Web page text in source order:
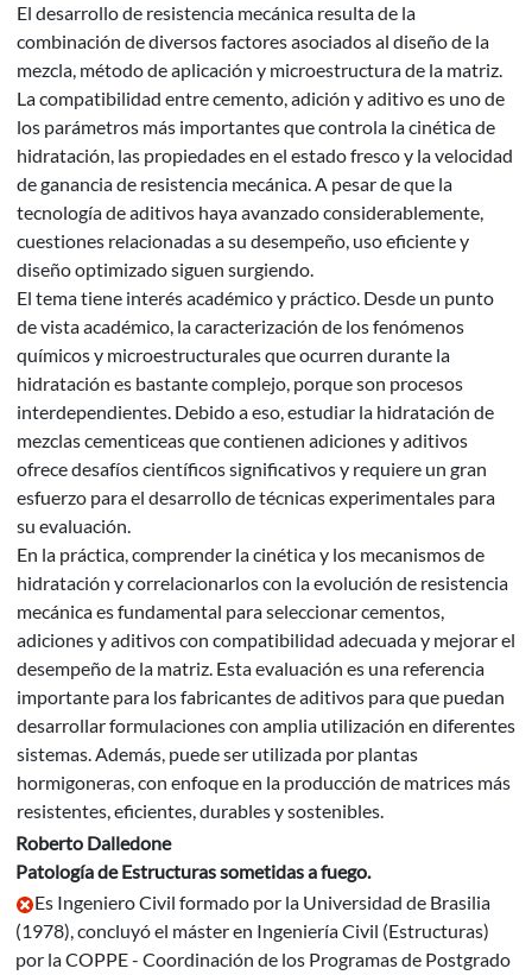
El desarrollo de resistencia mecánica resulta de la
combinación de diversos factores asociados al diseño de la
mezcla, método de aplicación y microestructura de la matriz.
La compatibilidad entre cemento, adición y aditivo es uno de
los parámetros más importantes que controla la cinética de
hidratación, las propiedades en el estado fresco y la velocidad
de ganancia de resistencia mecánica. A pesar de que la
tecnología de aditivos haya avanzado considerablemente,
cuestiones relacionadas a su desempeño, uso eficiente y
diseño optimizado siguen surgiendo.
El tema tiene interés académico y práctico. Desde un punto
de vista académico, la caracterización de los fenómenos
químicos y microestructurales que ocurren durante la
hidratación es bastante complejo, porque son procesos
interdependientes. Debido a eso, estudiar la hidratación de
mezclas cementiceas que contienen adiciones y aditivos
ofrece desafíos científicos significativos y requiere un gran
esfuerzo para el desarrollo de técnicas experimentales para
su evaluación.
En la práctica, comprender la cinética y los mecanismos de
hidratación y correlacionarlos con la evolución de resistencia
mecánica es fundamental para seleccionar cementos,
adiciones y aditivos con compatibilidad adecuada y mejorar el
desempeño de la matriz. Esta evaluación es una referencia
importante para los fabricantes de aditivos para que puedan
desarrollar formulaciones con amplia utilización en diferentes
sistemas. Además, puede ser utilizada por plantas
hormigoneras, con enfoque en la producción de matrices más
resistentes, eficientes, durables y sostenibles.
Roberto Dalledone
Patología de Estructuras sometidas a fuego.
Es Ingeniero Civil formado por la Universidad de Brasilia
(1978), concluyó el máster en Ingeniería Civil (Estructuras)
por la COPPE - Coordinación de los Programas de Postgrado